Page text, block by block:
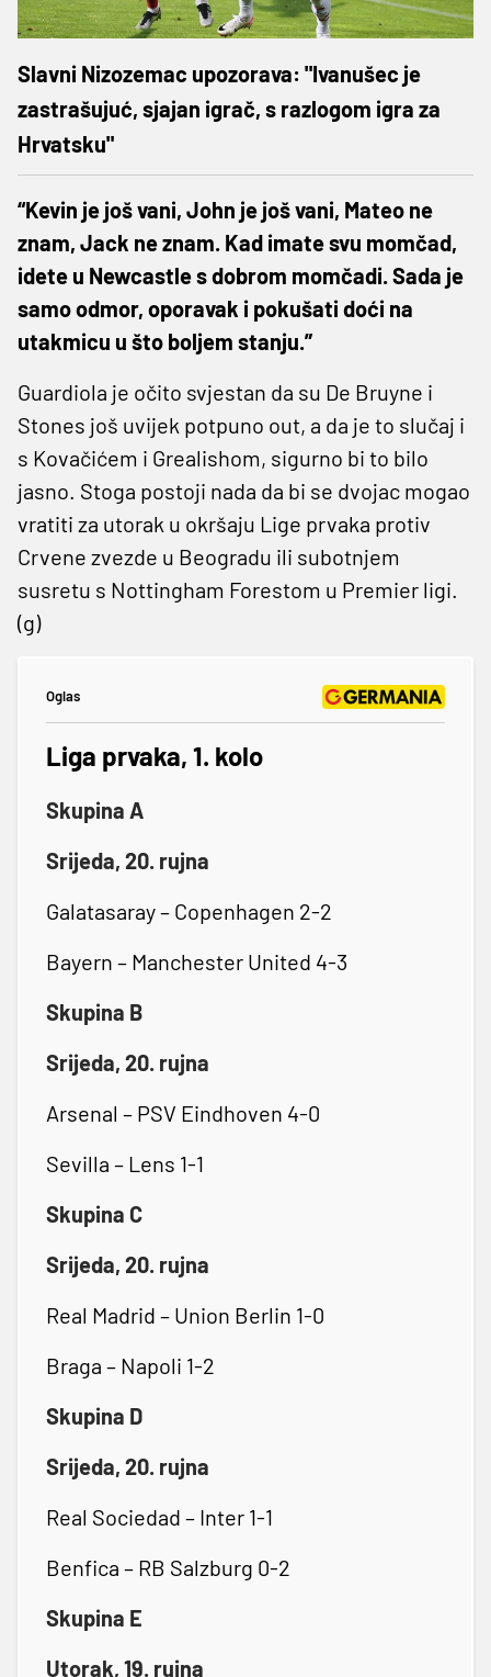
Slavni Nizozemac upozorava: "Ivanušec je
zastrašujuć, sjajan igrač, s razlogom igra za
Hrvatsku"
“Kevin je još vani, John je još vani, Mateo ne
znam, Jack ne znam. Kad imate svu momčad,
idete u Newcastle s dobrom momčadi. Sada je
samo odmor, oporavak i pokušati doći na
utakmicu u što boljem stanju.”
Guardiola je očito svjestan da su De Bruyne i
Stones još uvijek potpuno out, a da je to slučaj i
s Kovačićem i Grealishom, sigurno bi to bilo
jasno. Stoga postoji nada da bi se dvojac mogao
vratiti za utorak u okršaju Lige prvaka protiv
Crvene zvezde u Beogradu ili subotnjem
susretu s Nottingham Forestom u Premier ligi.
(g)
Oglas
Liga prvaka, 1. kolo
Skupina A
Srijeda, 20. rujna
Galatasaray – Copenhagen 2-2
Bayern – Manchester United 4-3
Skupina B
Srijeda, 20. rujna
Arsenal – PSV Eindhoven 4-0
Sevilla – Lens 1-1
Skupina C
Srijeda, 20. rujna
Real Madrid – Union Berlin 1-0
Braga – Napoli 1-2
Skupina D
Srijeda, 20. rujna
Real Sociedad – Inter 1-1
Benfica – RB Salzburg 0-2
Skupina E
Utorak, 19. rujna